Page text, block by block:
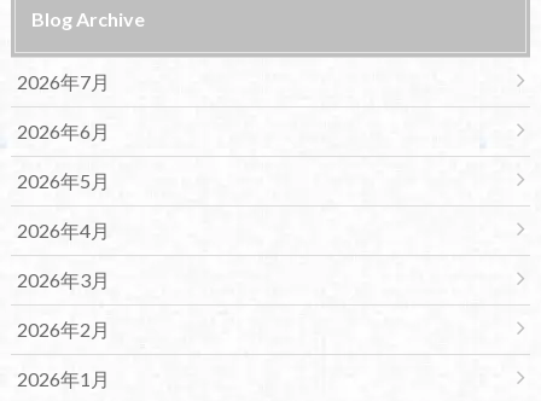
Blog Archive
2026年7月
2026年6月
2026年5月
2026年4月
2026年3月
2026年2月
2026年1月